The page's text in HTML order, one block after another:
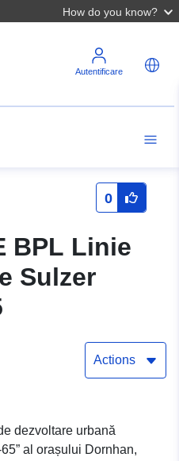
How do you know?
Autentificare
0
BPL Linie
Sulzer
Actions
dezvoltare urbană
al orașului Dornhan,